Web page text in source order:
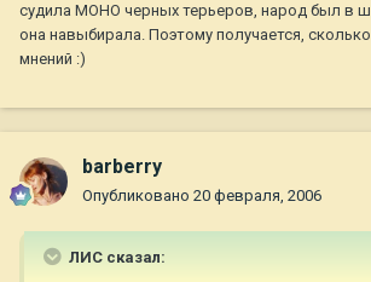
судила МОНО черных терьеров, народ был в
она навыбирала. Поэтому получается,
мнений :)
barberry
Опубликовано 20 февраля, 2006
ЛИС сказал: